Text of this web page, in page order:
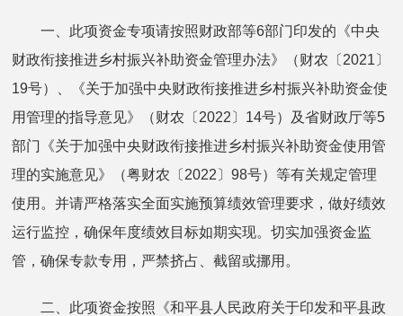
一、此项资金专项请按照财政部等6部门印发的《中央
财政衔接推进乡村振兴补助资金管理办法》（财农〔2021〕
19号）、《关于加强中央财政衔接推进乡村振兴补助资金使
用管理的指导意见》（财农〔2022〕14号）及省财政厅等5
部门《关于加强中央财政衔接推进乡村振兴补助资金使用管
理的实施意见》（粤财农〔2022〕98号）等有关规定管理
使用。并请严格落实全面实施预算绩效管理要求，做好绩效
运行监控，确保年度绩效目标如期实现。切实加强资金监
管，确保专款专用，严禁挤占、截留或挪用。
二、此项资金按照《和平县人民政府关于印发和平县政